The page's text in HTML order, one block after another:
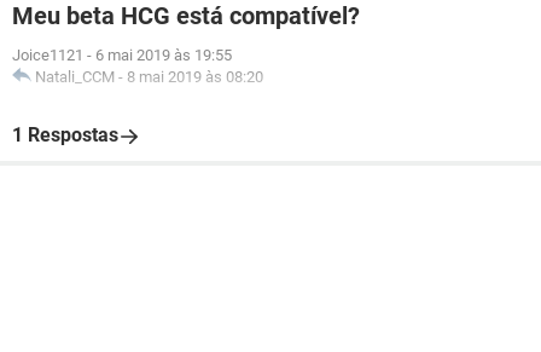
Meu beta HCG está compatível?
Joice1121 - 6 mai 2019 às 19:55
Natali_CCM - 8 mai 2019 às 08:20
1 Respostas